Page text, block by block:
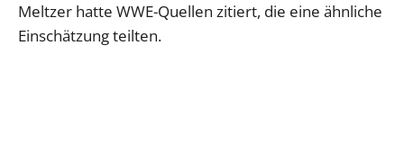
Meltzer hatte WWE-Quellen zitiert, die eine ähnliche
Einschätzung teilten.